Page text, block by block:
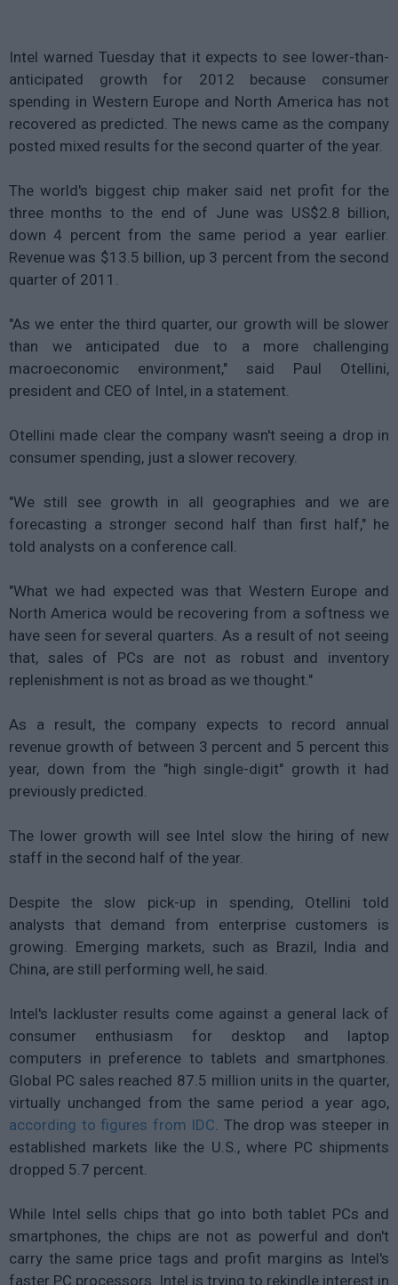
Intel warned Tuesday that it expects to see lower-than-
anticipated growth for 2012 because consumer
spending in Western Europe and North America has not
recovered as predicted. The news came as the company
posted mixed results for the second quarter of the year.
The world's biggest chip maker said net profit for the
three months to the end of June was US$2.8 billion,
down 4 percent from the same period a year earlier.
Revenue was $13.5 billion, up 3 percent from the second
quarter of 2011.
"As we enter the third quarter, our growth will be slower
than we anticipated due to a more challenging
macroeconomic environment," said Paul Otellini,
president and CEO of Intel, in a statement.
Otellini made clear the company wasn't seeing a drop in
consumer spending, just a slower recovery.
"We still see growth in all geographies and we are
forecasting a stronger second half than first half," he
told analysts on a conference call.
"What we had expected was that Western Europe and
North America would be recovering from a softness we
have seen for several quarters. As a result of not seeing
that, sales of PCs are not as robust and inventory
replenishment is not as broad as we thought."
As a result, the company expects to record annual
revenue growth of between 3 percent and 5 percent this
year, down from the "high single-digit" growth it had
previously predicted.
The lower growth will see Intel slow the hiring of new
staff in the second half of the year.
Despite the slow pick-up in spending, Otellini told
analysts that demand from enterprise customers is
growing. Emerging markets, such as Brazil, India and
China, are still performing well, he said.
Intel's lackluster results come against a general lack of
consumer enthusiasm for desktop and laptop
computers in preference to tablets and smartphones.
Global PC sales reached 87.5 million units in the quarter,
virtually unchanged from the same period a year ago,
according to figures from IDC . The drop was steeper in
established markets like the U.S., where PC shipments
dropped 5.7 percent.
While Intel sells chips that go into both tablet PCs and
smartphones, the chips are not as powerful and don't
carry the same price tags and profit margins as Intel's
faster PC processors. Intel is trying to rekindle interest in